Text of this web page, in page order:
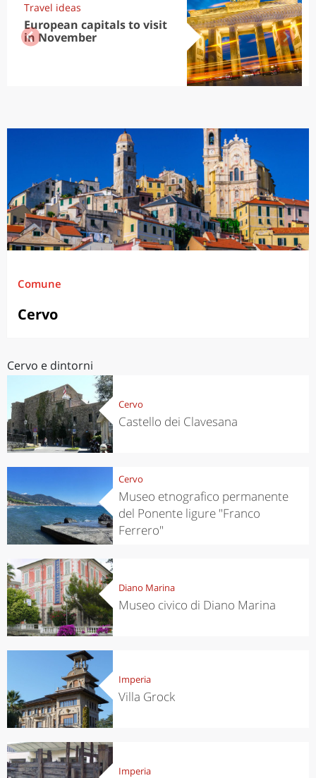
Travel ideas
European capitals to visit
in November
Comune
Cervo
Cervo e dintorni
Cervo
Castello dei Clavesana
Cervo
Museo etnografico permanente
del Ponente ligure "Franco
Ferrero"
Diano Marina
Museo civico di Diano Marina
Imperia
Villa Grock
Imperia